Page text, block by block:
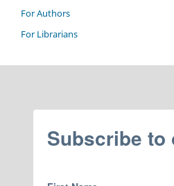
For Authors
For Librarians